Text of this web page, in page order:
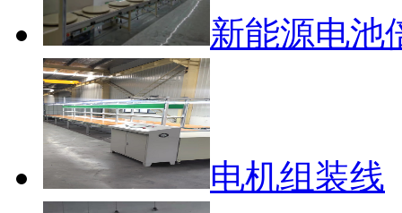
新能源电池
电机组装线